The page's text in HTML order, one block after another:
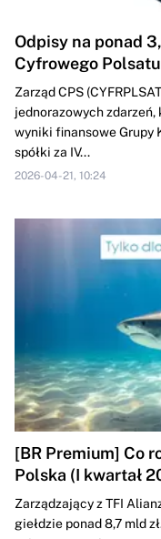
Odpisy na ponad
Cyfrowego
Zarząd CPS
jednorazowych zdarzeń,
wyniki finansowe Grupy
spółki za IV...
2026-04-21, 10:24
[BR Premium] Co
Polska (I kwartał
Zarządzający z TFI
giełdzie ponad 8,7 mld